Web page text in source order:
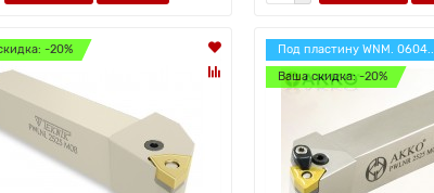
-20%
Под пластину WNM. 0604..
Ваша скидка: -20%